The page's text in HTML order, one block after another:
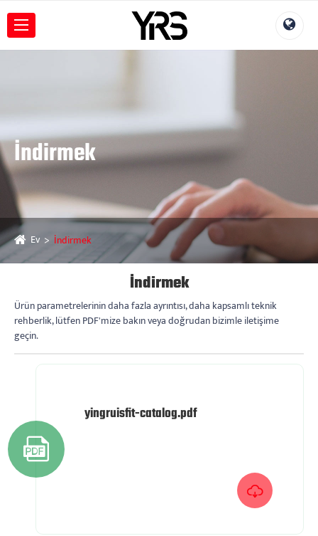
İndirmek
Ev İndirmek
İndirmek
Ürün parametrelerinin daha fazla ayrıntısı, daha kapsamlı teknik
rehberlik, lütfen PDF'mize bakın veya doğrudan bizimle iletişime
geçin.

yingruisfit-catalog.pdf
